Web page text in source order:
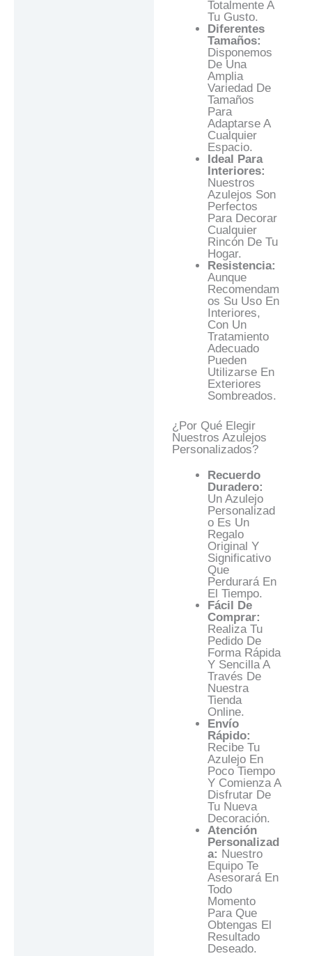
Totalmente A
Tu Gusto.
Diferentes
Tamaños:
Disponemos
De Una
Amplia
Variedad De
Tamaños
Para
Adaptarse A
Cualquier
Espacio.
Ideal Para
Interiores:
Nuestros
Azulejos Son
Perfectos
Para Decorar
Cualquier
Rincón De Tu
Hogar.
Resistencia:
Aunque
Recomendam
Os Su Uso En
Interiores,
Con Un
Tratamiento
Adecuado
Pueden
Utilizarse En
Exteriores
Sombreados.
¿Por Qué Elegir
Nuestros Azulejos
Personalizados?
Recuerdo
Duradero:
Un Azulejo
Personalizad
O Es Un
Regalo
Original Y
Significativo
Que
Perdurará En
El Tiempo.
Fácil De
Comprar:
Realiza Tu
Pedido De
Forma Rápida
Y Sencilla A
Través De
Nuestra
Tienda
Online.
Envío
Rápido:
Recibe Tu
Azulejo En
Poco Tiempo
Y Comienza A
Disfrutar De
Tu Nueva
Decoración.
Atención
Personalizad
A: Nuestro
Equipo Te
Asesorará En
Todo
Momento
Para Que
Obtengas El
Resultado
Deseado.